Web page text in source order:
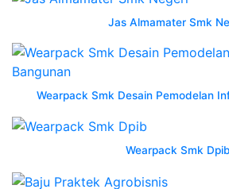
tour
rpl
werpak
terusan
sekolah
desain
Jas Almamater Smk
Wearpack Smk Desain Pemodelan
Wearpack Smk Dpib